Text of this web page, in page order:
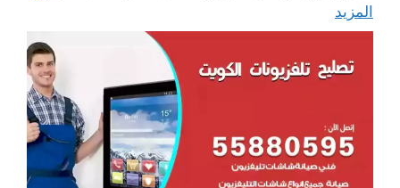
المزيد